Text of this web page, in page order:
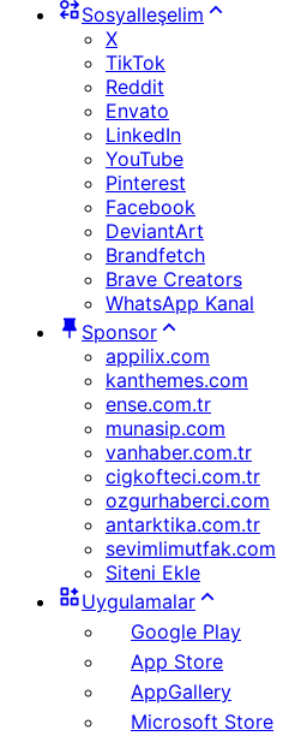
Sosyalleşelim
X
TikTok
Reddit
Envato
LinkedIn
YouTube
Pinterest
Facebook
DeviantArt
Brandfetch
Brave Creators
WhatsApp Kanal
Sponsor
appilix.com
kanthemes.com
ense.com.tr
munasip.com
vanhaber.com.tr
cigkofteci.com.tr
ozgurhaberci.com
antarktika.com.tr
sevimlimutfak.com
Siteni Ekle
Uygulamalar
Google Play
App Store
AppGallery
Microsoft Store